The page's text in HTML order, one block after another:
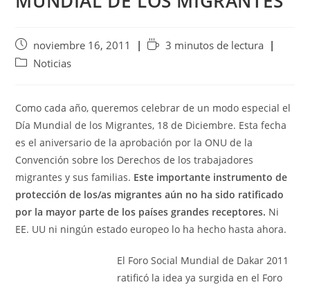
noviembre 16, 2011
3 minutos de lectura
Noticias
Como cada año, queremos celebrar de un modo especial el
Día Mundial de los Migrantes, 18 de Diciembre. Esta fecha
es el aniversario de la aprobación por la ONU de la
Convención sobre los Derechos de los trabajadores
migrantes y sus familias. Este importante instrumento de
protección de los/as migrantes aún no ha sido ratificado
por la mayor parte de los países grandes receptores. Ni
EE. UU ni ningún estado europeo lo ha hecho hasta ahora.
El Foro Social Mundial de Dakar 2011
ratificó la idea ya surgida en el Foro